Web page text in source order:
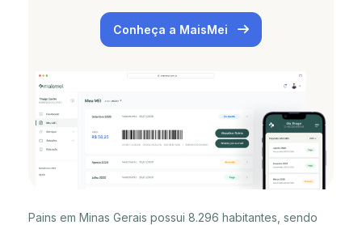
Conheça a MaisMei
Pains em Minas Gerais possui 8.296 habitantes, sendo